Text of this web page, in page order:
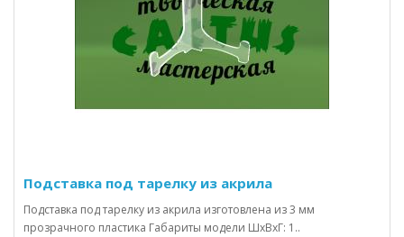
Подставка под тарелку из акрила
Подставка под тарелку из акрила изготовлена из 3 мм
прозрачного пластика Габариты модели ШхВхГ: 1..